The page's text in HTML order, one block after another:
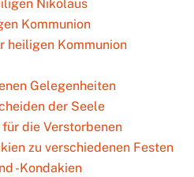
Nikolaus
Kommunion
heiligen Kommunion
Gelegenheiten
der Seele
die Verstorbenen
zu verschiedenen Festen
-Kondakien